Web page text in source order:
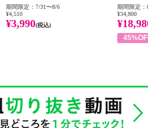
期間限定：7/31〜8/6
¥4,510
¥3,990(税込)
期間限定：
¥34,800